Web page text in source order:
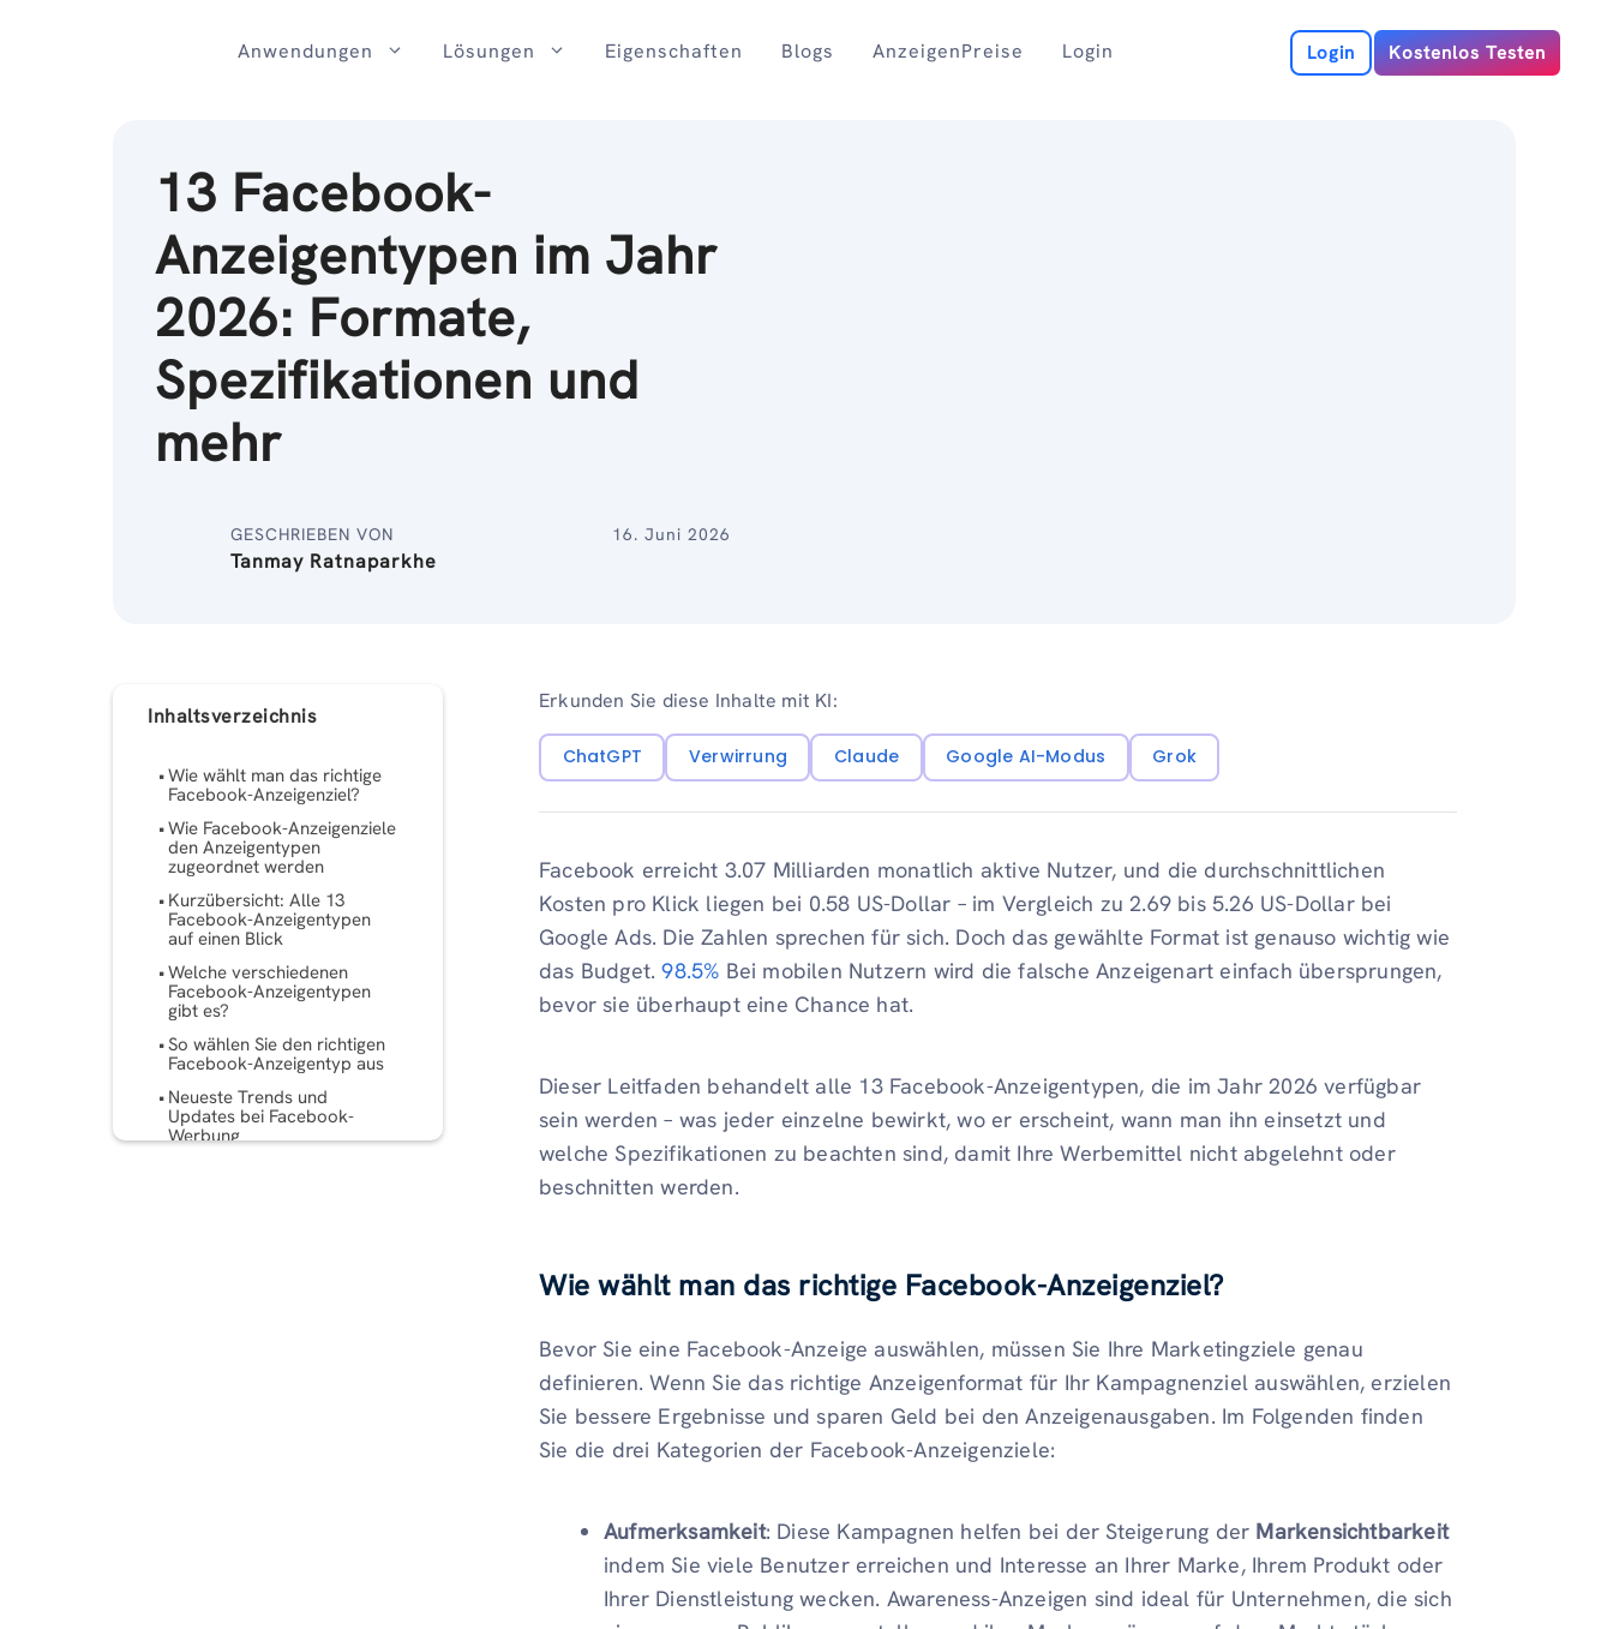
Anwendungen Lösungen Eigenschaften Blogs AnzeigenPreise Login Login Kostenlos Testen
13 Facebook-
Anzeigentypen im Jahr
2026: Formate,
Spezifikationen und
mehr
GESCHRIEBEN VON
Tanmay Ratnaparkhe
16. Juni 2026
Inhaltsverzeichnis
Wie wählt man das richtige
Facebook-Anzeigenziel?
Wie Facebook-Anzeigenziele
den Anzeigentypen
zugeordnet werden
Kurzübersicht: Alle 13
Facebook-Anzeigentypen
auf einen Blick
Welche verschiedenen
Facebook-Anzeigentypen
gibt es?
So wählen Sie den richtigen
Facebook-Anzeigentyp aus
Neueste Trends und
Updates bei Facebook-
Werbung
Erkunden Sie diese Inhalte mit KI:
ChatGPT Verwirrung Claude Google AI-Modus Grok
Facebook erreicht 3.07 Milliarden monatlich aktive Nutzer, und die durchschnittlichen
Kosten pro Klick liegen bei 0.58 US-Dollar – im Vergleich zu 2.69 bis 5.26 US-Dollar bei
Google Ads. Die Zahlen sprechen für sich. Doch das gewählte Format ist genauso wichtig wie
das Budget.98.5% Bei mobilen Nutzern wird die falsche Anzeigenart einfach übersprungen,
bevor sie überhaupt eine Chance hat.
Dieser Leitfaden behandelt alle 13 Facebook-Anzeigentypen, die im Jahr 2026 verfügbar
sein werden – was jeder einzelne bewirkt, wo er erscheint, wann man ihn einsetzt und
welche Spezifikationen zu beachten sind, damit Ihre Werbemittel nicht abgelehnt oder
beschnitten werden.
Wie wählt man das richtige Facebook-Anzeigenziel?
Bevor Sie eine Facebook-Anzeige auswählen, müssen Sie Ihre Marketingziele genau
definieren. Wenn Sie das richtige Anzeigenformat für Ihr Kampagnenziel auswählen, erzielen
Sie bessere Ergebnisse und sparen Geld bei den Anzeigenausgaben. Im Folgenden finden
Sie die drei Kategorien der Facebook-Anzeigenziele:
Aufmerksamkeit: Diese Kampagnen helfen bei der Steigerung der Markensichtbarkeit
indem Sie viele Benutzer erreichen und Interesse an Ihrer Marke, Ihrem Produkt oder
Ihrer Dienstleistung wecken. Awareness-Anzeigen sind ideal für Unternehmen, die sich